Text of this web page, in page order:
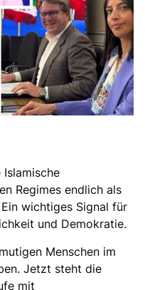
Regimes endlich als
wichtiges Signal für
und Demokratie.
Menschen im
Jetzt steht die
mit